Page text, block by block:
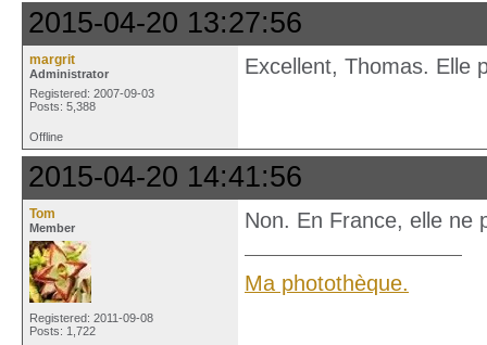
2015-04-20 13:27:56
margrit
Administrator
Registered: 2007-09-03
Posts: 5,388
Excellent, Thomas. Elle
Offline
2015-04-20 14:41:56
Tom
Member
Registered: 2011-09-08
Posts: 1,722
Non. En France, elle ne
Ma photothèque.